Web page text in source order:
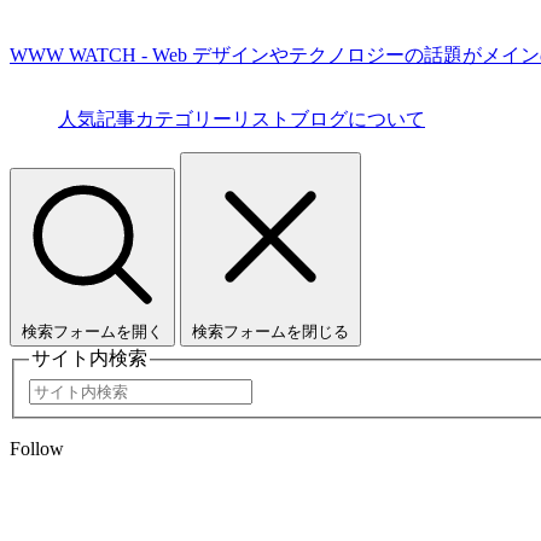
WWW WATCH - Web デザインやテクノロジーの話題がメイ
人気記事カテゴリーリスト ブログについて
検索フォームを開く 検索フォームを閉じる
サイト内検索
Follow